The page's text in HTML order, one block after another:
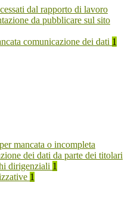
dal rapporto di lavoro
da pubblicare sul sito
comunicazione dei dati 1
mancata o incompleta
dei dati da parte dei titolari
dirigenziali 1
1